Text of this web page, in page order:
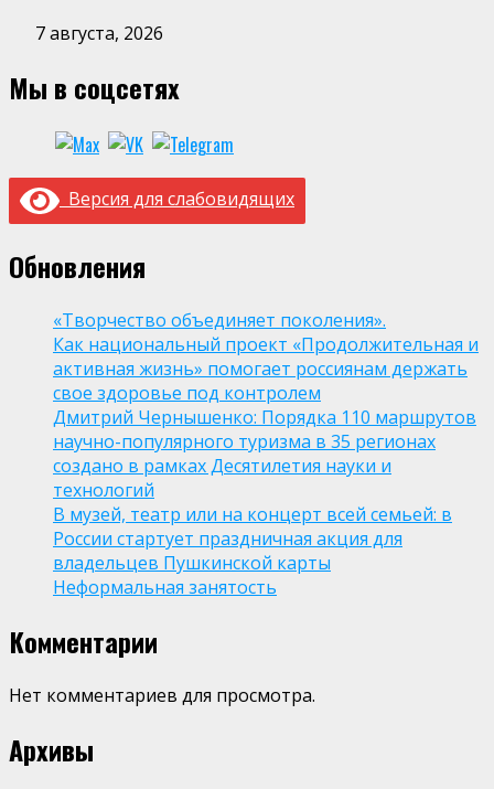
7 августа, 2026
Мы в соцсетях
Версия для слабовидящих
Обновления
«Творчество объединяет поколения».
Как национальный проект «Продолжительная и
активная жизнь» помогает россиянам держать
свое здоровье под контролем
Дмитрий Чернышенко: Порядка 110 маршрутов
научно-популярного туризма в 35 регионах
создано в рамках Десятилетия науки и
технологий
В музей, театр или на концерт всей семьей: в
России стартует праздничная акция для
владельцев Пушкинской карты
Неформальная занятость
Комментарии
Нет комментариев для просмотра.
Архивы